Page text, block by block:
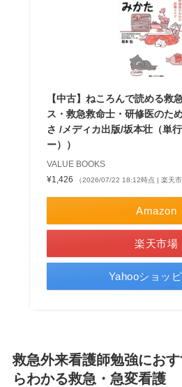
【中古】ねころんで読める救
ス・救急救命士・研修医のた
さ /メディカ出版/坂本壮（単
ー））
VALUE BOOKS
¥1,426
（2026/07/22 18:12時点 | 楽天市
Amazon
楽天市場
Yahooショッ
救急外来看護師勉強にお
らわかる救急・急変看護